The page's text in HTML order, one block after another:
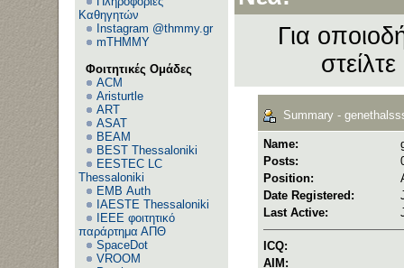
Καθηγητών
Instagram @thmmy.gr
mTHMMY
Φοιτητικές Ομάδες
ACM
Aristurtle
ART
ASAT
BEAM
BEST Thessaloniki
EESTEC LC
Thessaloniki
EΜΒ Auth
IAESTE Thessaloniki
IEEE φοιτητικό
παράρτημα ΑΠΘ
SpaceDot
VROOM
Για
Summary -
Name:
Posts:
Position:
Date Registered:
Last Active:
ICQ:
AIM: